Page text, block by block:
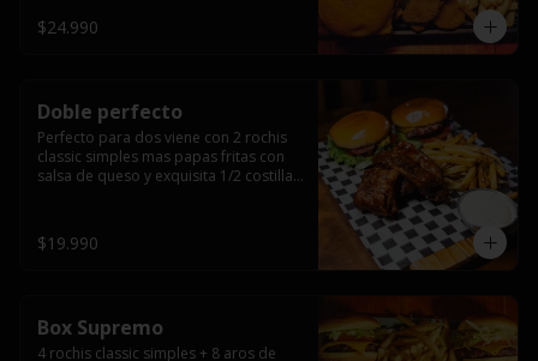
$24.990
Doble perfecto
Perfecto para dos viene con 2 rochis
classic simples mas papas fritas con
salsa de queso y exquisita 1/2 costilla
$19.990
Box Supremo
4 rochis classic simples + 8 aros de